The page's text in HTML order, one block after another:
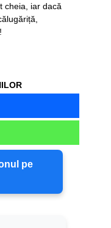
cheia, iar dacă
pe